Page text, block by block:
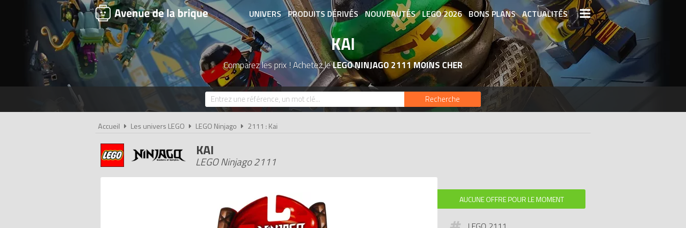
UNIVERS PRODUITS DÉRIVÉS NOUVEAUTÉS LEGO 2026 BONS PLANS ACTUALITÉS
ASSOCIATIONS DE FANS EXPOSITIONS LEGO LEGO LES PLUS CHERS
DERNIERS LEGO AJOUTÉS
KAI
Comparez les prix ! Achetez leLEGO NINJAGO 2111 MOINS CHER
Recherche
Accueil Les univers LEGO LEGO Ninjago 2111 : Kai
KAI
LEGO Ninjago 2111
AUCUNE OFFRE POUR LE MOMENT